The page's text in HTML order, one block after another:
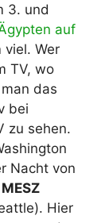
3. und
auf
Wer
TV, wo
das
bei
zu sehen.
Nacht von
Hier